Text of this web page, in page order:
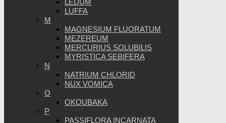
LEDUM
LUFFA
M
MAGNESIUM FLUORATUM
MEZEREUM
MERCURIUS SOLUBILIS
MYRISTICA SEBIFERA
N
NATRIUM CHLORID
NUX VOMICA
O
OKOUBAKA
P
PASSIFLORA INCARNATA